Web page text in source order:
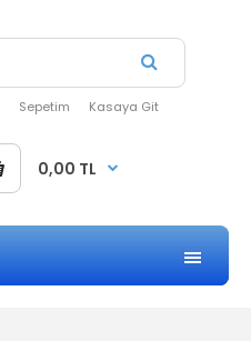
Sepetim Kasaya Git
0,00 TL